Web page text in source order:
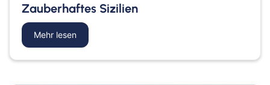
Zauberhaftes Sizilien
Mehr lesen